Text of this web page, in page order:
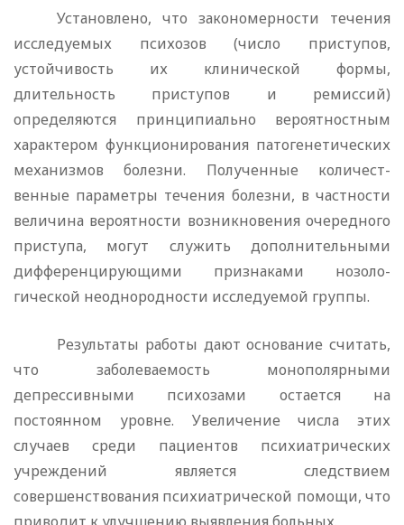
Установлено, что закономерности течения
исследуемых психозов (число приступов,
устойчивость их клинической фор­мы,
длительность приступов и ремиссий)
определяются прин­ципиально вероятностным
характером функционирования патогенетических
механизмов болезни. Полученные количест­
венные параметры течения болезни, в частности
величина ве­роятности возникновения очередного
приступа, могут служить дополнительными
дифференцирующими признаками нозоло­
гической неоднородности исследуемой группы.
Результаты работы дают основание считать,
что заболе­ваемость монополярными
депрессивными психозами остает­ся на
постоянном уровне. Увеличение числа этих
случаев сре­ди пациентов психиатрических
учреждений является след­ствием
совершенствования психиатрической помощи, что